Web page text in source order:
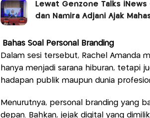
Lewat Genzone Talks
dan Namira Adjani Ajak
Bahas Soal Personal Branding
Dalam sesi tersebut, Rachel Amanda
hanya menjadi sarana hiburan, tetapi
hadapan publik maupun dunia
Menurutnya, personal branding yang
depan. Bahkan, jejak digital yang